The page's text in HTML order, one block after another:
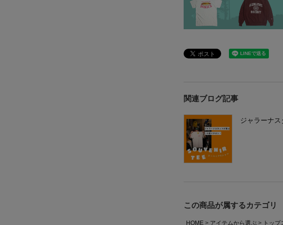
関連ブログ記事
ジャラーナ
この商品が属するカテゴリ
HOME アイテムから選ぶ トップ